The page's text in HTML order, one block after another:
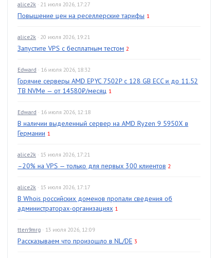
alice2k · 21 июля 2026, 17:27
Повышение цен на реселлерские тарифы 1
alice2k · 20 июля 2026, 19:21
Запустите VPS с бесплатным тестом 2
Edward · 16 июля 2026, 18:32
Горячие серверы AMD EPYC 7502P с 128 GB ECC и до 11.52
TB NVMe — от 14580₽/месяц 1
Edward · 16 июля 2026, 12:18
В наличии выделенный сервер на AMD Ryzen 9 5950X в
Германии 1
alice2k · 15 июля 2026, 17:21
–20% на VPS — только для первых 300 клиентов 2
alice2k · 15 июля 2026, 17:17
В Whois российских доменов пропали сведения об
администраторах-организациях 1
tten9mrg · 13 июля 2026, 12:09
Рассказываем что произошло в NL/DE 3